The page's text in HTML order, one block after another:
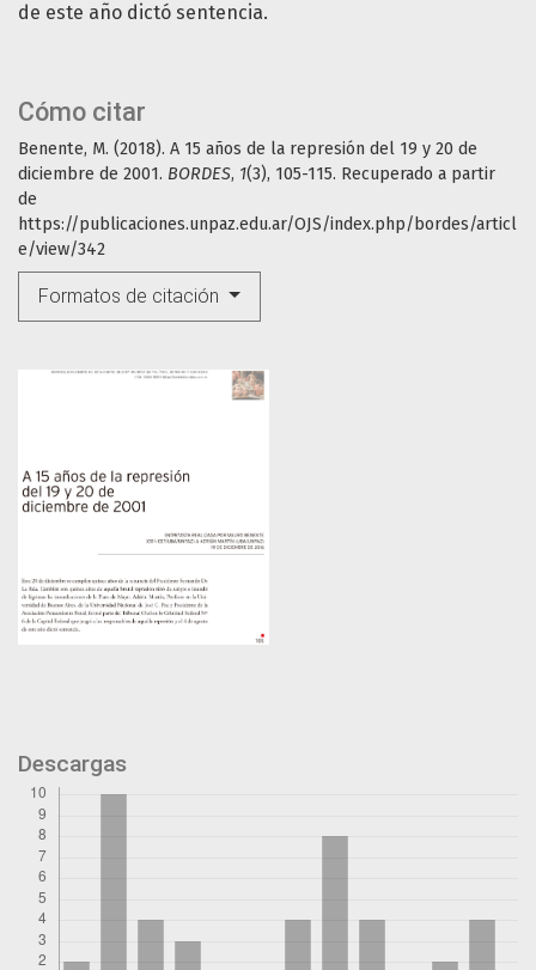
Cómo citar
Benente, M. (2018). A 15 años de la represión del 19 y 20 de
diciembre de 2001. BORDES, 1(3), 105-115. Recuperado a partir
de
https://publicaciones.unpaz.edu.ar/OJS/index.php/bordes/articl
e/view/342
Formatos de citación
de este año dictó sentencia.
Descargas